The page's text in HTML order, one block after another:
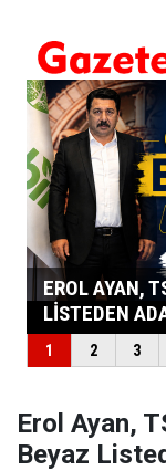
Erol Ayan,
Beyaz